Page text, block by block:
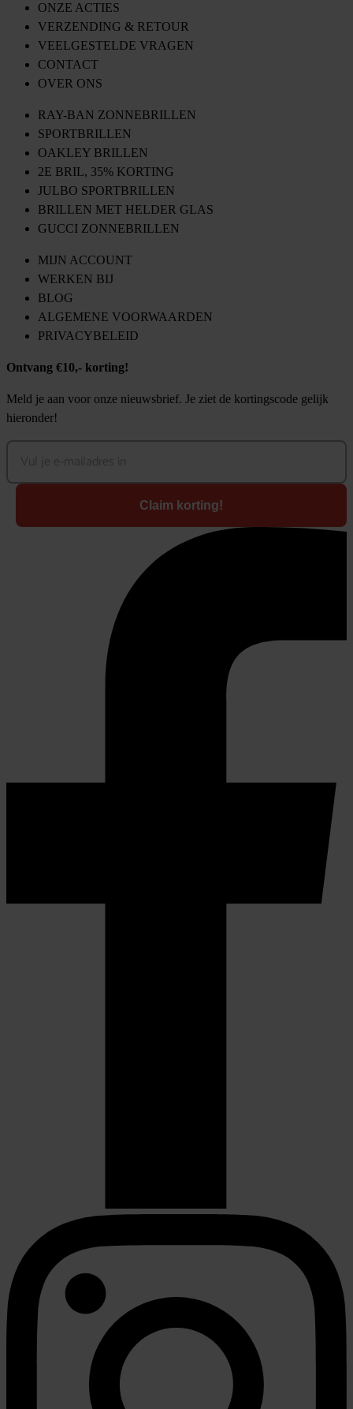
ONZE ACTIES
VERZENDING & RETOUR
VEELGESTELDE VRAGEN
CONTACT
OVER ONS
RAY-BAN ZONNEBRILLEN
SPORTBRILLEN
OAKLEY BRILLEN
2E BRIL, 35% KORTING
JULBO SPORTBRILLEN
BRILLEN MET HELDER GLAS
GUCCI ZONNEBRILLEN
MIJN ACCOUNT
WERKEN BIJ
BLOG
ALGEMENE VOORWAARDEN
PRIVACYBELEID
Ontvang €10,- korting!
Meld je aan voor onze nieuwsbrief. Je ziet de kortingscode gelijk
hieronder!
Claim korting!